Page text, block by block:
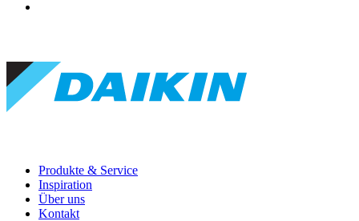
Produkte & Service
Inspiration
Über uns
Kontakt